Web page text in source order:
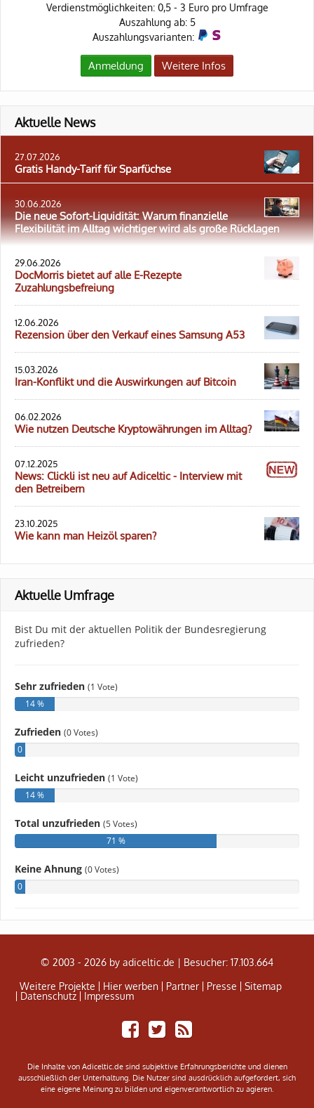
Verdienstmöglichkeiten: 0,5 - 3 Euro pro Umfrage
Auszahlung ab: 5
Auszahlungsvarianten:
Anmeldung Weitere Infos
Aktuelle News
27.07.2026
Gratis Handy-Tarif für Sparfüchse
30.06.2026
Die neue Sofort-Liquidität: Warum finanzielle
Flexibilität im Alltag wichtiger wird als große Rücklagen
29.06.2026
DocMorris bietet auf alle E-Rezepte
Zuzahlungsbefreiung
12.06.2026
Rezension über den Verkauf eines Samsung A53
15.03.2026
Iran-Konflikt und die Auswirkungen auf Bitcoin
06.02.2026
Wie nutzen Deutsche Kryptowährungen im Alltag?
07.12.2025
News: Clickli ist neu auf Adiceltic - Interview mit
den Betreibern
23.10.2025
Wie kann man Heizöl sparen?
Aktuelle Umfrage
© 2003 - 2026 by adiceltic.de | Besucher: 17.103.664
Weitere Projekte
Hier werben Partner Presse
Sitemap
Datenschutz
Impressum
Share
on
TweetAdiceltic
RSS
Die Inhalte von Adiceltic.de sind subjektive Erfahrungsberichte und dienen
ausschließlich der Unterhaltung. Die Nutzer sind ausdrücklich aufgefordert, sich
eine eigene Meinung zu bilden und eigenverantwortlich zu agieren.